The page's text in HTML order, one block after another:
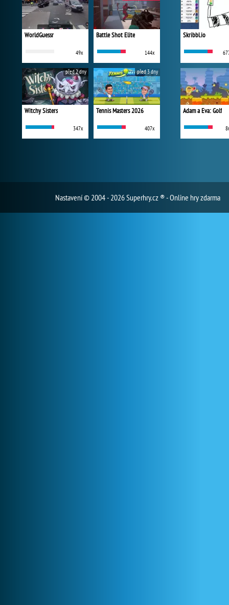
WorldGuessr
49x
Battle Shot Elite
144x
Witchy Sisters
347x
před 2 dny
Tennis Masters 2026
407x
před 3 dny
Skribbl.io
Adam a Eva: Golf
Nastavení© 2004 - 2026 Superhry.cz ® - Online hry zdarma